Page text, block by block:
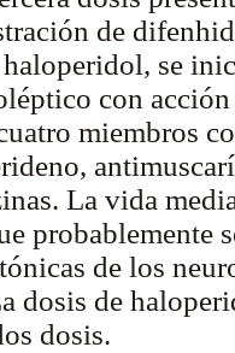
de
se
con
miembros
La vida
probablemente
de los
dosis de
dosis.